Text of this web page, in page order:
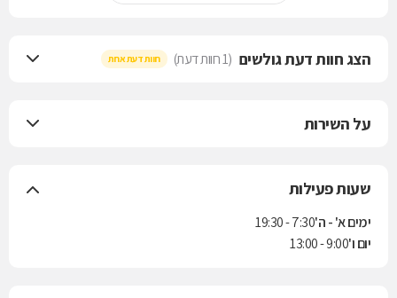
הצג חוות דעת גולשים (1 חוות דעת) חוות דעת אחת
על השירות
שעות פעילות
ימים א' - ה'7:30 - 19:30
יום ו'9:00 - 13:00